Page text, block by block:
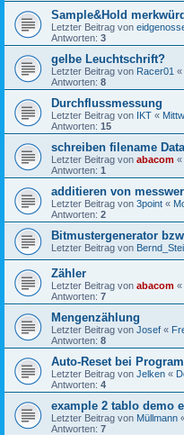
Sample&Hold
Letzter Beitrag von
Antworten: 3
gelbe Leuchtschrift?
Letzter Beitrag von Racer01 «
Antworten: 8
Durchflussmessung
Letzter Beitrag von IKT «
Antworten: 15
schreiben filename
Letzter Beitrag von abacom «
Antworten: 1
additieren von
Letzter Beitrag von 3point «
Antworten: 2
Bitmustergenerator
Letzter Beitrag von
Zähler
Letzter Beitrag von abacom «
Antworten: 7
Mengenzählung
Letzter Beitrag von Josef «
Antworten: 8
Auto-Reset bei
Letzter Beitrag von Jelken «
Antworten: 4
example 2 tablo demo
Letzter Beitrag von Müllmann
Antworten: 7